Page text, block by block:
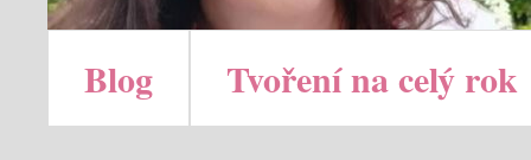
Blog Tvoření na celý rok